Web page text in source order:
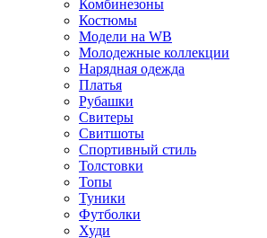
Комбинезоны
Костюмы
Модели на WB
Молодежные коллекции
Нарядная одежда
Платья
Рубашки
Свитеры
Свитшоты
Спортивный стиль
Толстовки
Топы
Туники
Футболки
Худи